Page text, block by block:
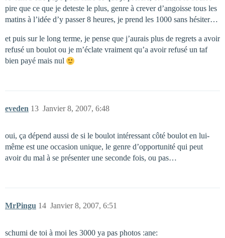
pire que ce que je deteste le plus, genre à crever d’angoisse tous les
matins à l’idée d’y passer 8 heures, je prend les 1000 sans hésiter…
et puis sur le long terme, je pense que j’aurais plus de regrets a avoir
refusé un boulot ou je m’éclate vraiment qu’a avoir refusé un taf
bien payé mais nul
eveden Janvier 8, 2007, 6:48
13
oui, ça dépend aussi de si le boulot intéressant côté boulot en lui-
même est une occasion unique, le genre d’opportunité qui peut
avoir du mal à se présenter une seconde fois, ou pas…
MrPingu Janvier 8, 2007, 6:51
14
schumi de toi à moi les 3000 ya pas photos :ane: